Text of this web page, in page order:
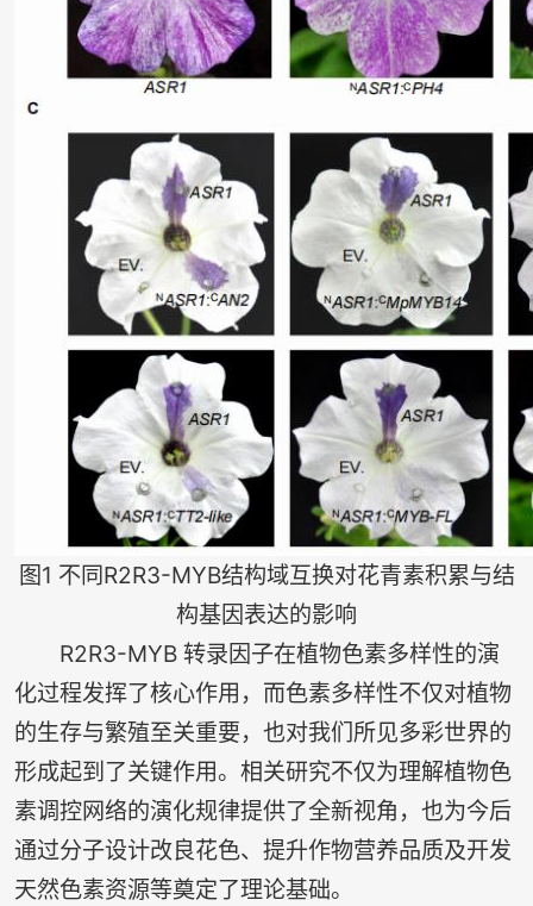
图1 不同R2R3-MYB结构域互换对花青素积累与结
构基因表达的影响
R2R3-MYB 转录因子在植物色素多样性的演
化过程发挥了核心作用，而色素多样性不仅对植物
的生存与繁殖至关重要，也对我们所见多彩世界的
形成起到了关键作用。相关研究不仅为理解植物色
素调控网络的演化规律提供了全新视角，也为今后
通过分子设计改良花色、提升作物营养品质及开发
天然色素资源等奠定了理论基础。